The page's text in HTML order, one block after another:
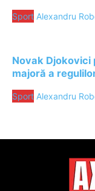
Sport Alexandru
Novak Djokovici
majoră a
Sport Alexandru